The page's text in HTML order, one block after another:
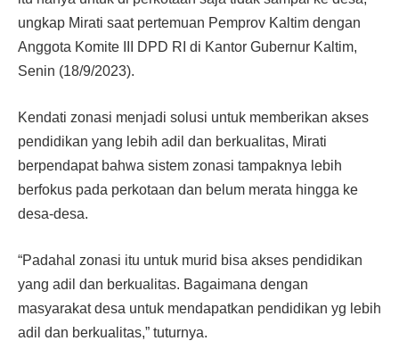
ungkap Mirati saat pertemuan Pemprov Kaltim dengan
Anggota Komite III DPD RI di Kantor Gubernur Kaltim,
Senin (18/9/2023).
Kendati zonasi menjadi solusi untuk memberikan akses
pendidikan yang lebih adil dan berkualitas, Mirati
berpendapat bahwa sistem zonasi tampaknya lebih
berfokus pada perkotaan dan belum merata hingga ke
desa-desa.
“Padahal zonasi itu untuk murid bisa akses pendidikan
yang adil dan berkualitas. Bagaimana dengan
masyarakat desa untuk mendapatkan pendidikan yg lebih
adil dan berkualitas,” tuturnya.